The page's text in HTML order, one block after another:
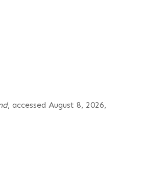
, accessed August 8, 2026,